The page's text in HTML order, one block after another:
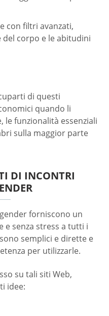
con filtri avanzati,
corpo e le abitudini
di questi
quando li
funzionalità essenziali
sulla maggior parte
DI INCONTRI
forniscono un
e senza stress a tutti i
semplici e dirette e
per utilizzarle.
su tali siti Web,
idee: